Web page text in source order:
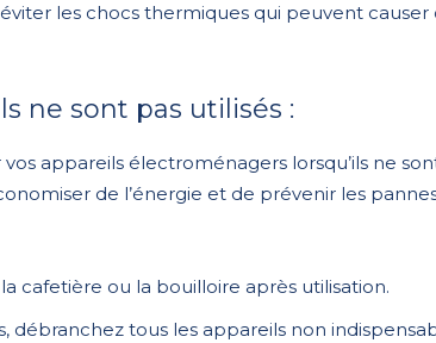
les chocs thermiques qui peuvent
ne sont pas utilisés :
appareils électroménagers lorsqu’ils ne
de l’énergie et de prévenir les
cafetière ou la bouilloire après utilisation.
débranchez tous les appareils non